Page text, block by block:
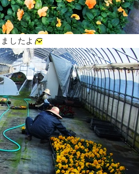
したよ